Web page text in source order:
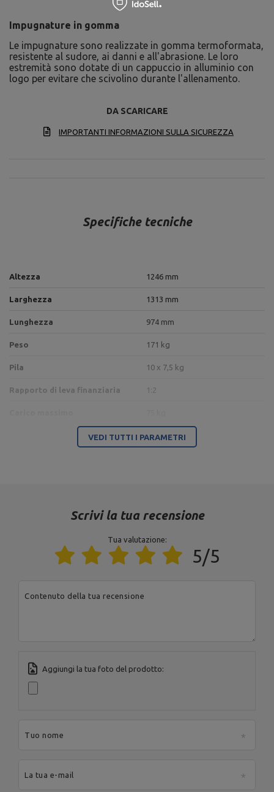
Impugnature in gomma
Le impugnature sono realizzate in gomma termoformata,
resistente al sudore, ai danni e all'abrasione. Le loro
estremità sono dotate di un cappuccio in alluminio con
logo per evitare che scivolino durante l'allenamento.
DA SCARICARE
IMPORTANTI INFORMAZIONI SULLA SICUREZZA
Specifiche tecniche
Altezza 1246 mm
Larghezza 1313 mm
Lunghezza 974 mm
Peso 171 kg
Pila 10 x 7,5 kg
Rapporto di leva finanziaria 1:2
80 x 40 x 3 mm,
Ente responsabile di questo prodotto nell'UE
Produttore
MARBO Ulikowski
VEDI TUTTI I PARAMETRI
Scrivi la tua recensione
Tua valutazione:
5/5
Contenuto della tua recensione
Aggiungi la tua foto del prodotto:
Tuo nome
La tua e-mail